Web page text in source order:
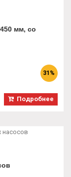
мм, со
31%
Подробнее